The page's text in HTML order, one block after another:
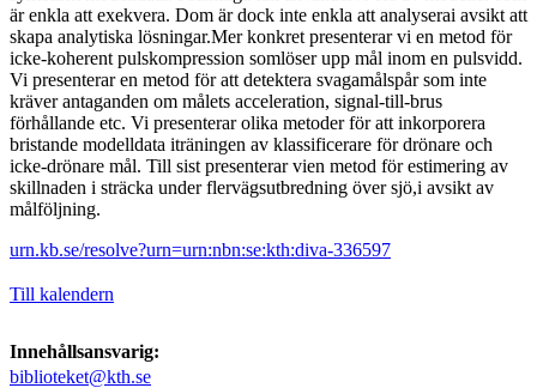
är enkla att exekvera. Dom är dock inte enkla att analyserai avsikt att
skapa analytiska lösningar.Mer konkret presenterar vi en metod för
icke-koherent pulskompression somlöser upp mål inom en pulsvidd.
Vi presenterar en metod för att detektera svagamålspår som inte
kräver antaganden om målets acceleration, signal-till-brus
förhållande etc. Vi presenterar olika metoder för att inkorporera
bristande modelldata iträningen av klassificerare för drönare och
icke-drönare mål. Till sist presenterar vien metod för estimering av
skillnaden i sträcka under flervägsutbredning över sjö,i avsikt av
målföljning.
urn.kb.se/resolve?urn=urn:nbn:se:kth:diva-336597
Till kalendern
Innehållsansvarig:
biblioteket@kth.se